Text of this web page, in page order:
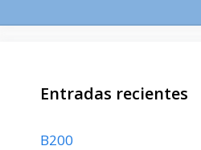
Entradas recientes
B200